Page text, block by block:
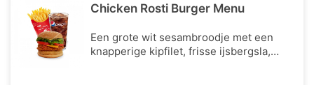
Chicken Rosti Burger Menu
Een grote wit sesambroodje met een
knapperige kipfilet, frisse ijsbergsla,